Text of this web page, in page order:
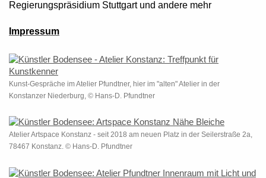
Regierungspräsidium Stuttgart und andere mehr
Impressum
Kunst-Gespräche im Atelier Pfundtner, hier im "alten" Atelier in der
Konstanzer Niederburg, © Hans-D. Pfundtner
Atelier Artspace Konstanz - seit 2018 am neuen Platz in der Seilerstraße 2a,
78467 Konstanz. © Hans-D. Pfundtner